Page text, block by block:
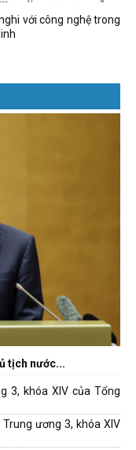
với công nghệ trong
tịch nước...
3, khóa XIV của Tổng
ương 3, khóa XIV